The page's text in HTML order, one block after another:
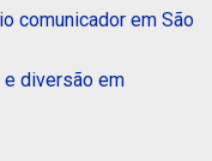
comunicador em São
e diversão em